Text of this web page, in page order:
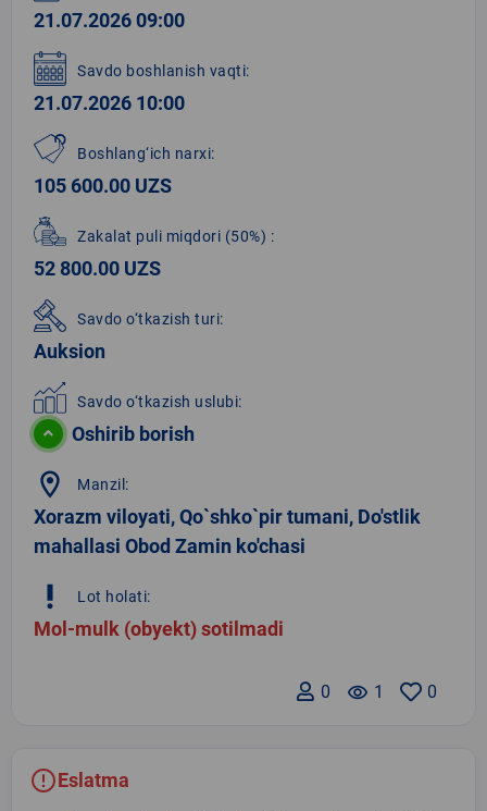
1
21.07.2026 09:00
Savdo boshlanish vaqti:
21.07.2026 10:00
Boshlang‘ich narxi:
105 600.00 UZS
Zakalat puli miqdori (50%) :
52 800.00 UZS
Savdo o‘tkazish turi:
Auksion
Savdo o‘tkazish uslubi:
Oshirib borish
location_on Manzil:
Xorazm viloyati, Qo`shko`pir tumani, Do'stlik
mahallasi Obod Zamin ko'chasi
priority_high Lot holati:
Mol-mulk (obyekt) sotilmadi
0
remove_red_eye 1
0
Eslatma